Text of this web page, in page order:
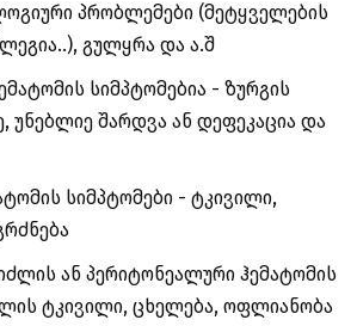
პრობლემები (მეტყველების
გულყრა და ა.შ
სიმპტომებია - ზურგის
უნებლიე შარდვა ან დეფეკაცია და
სიმპტომები - ტკივილი,
ან პერიტონეალური ჰემატომის
ტკივილი, ცხელება, ოფლიანობა